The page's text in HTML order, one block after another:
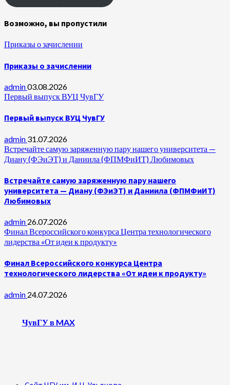
Возможно, вы пропустили
Приказы о зачислении
Приказы о зачислении
admin03.08.2026
Первый выпуск ВУЦ ЧувГУ
Первый выпуск ВУЦ ЧувГУ
admin 31.07.2026
Встречайте самую заряженную пару нашего университета —
Диану (ФЭиЭТ) и Даниила (ФПМФиИТ) Любимовых
Встречайте самую заряженную пару нашего
университета — Диану (ФЭиЭТ) и Даниила (ФПМФиИТ)
Любимовых
admin 26.07.2026
Финал Всероссийского конкурса Центра технологического
лидерства «От идеи к продукту»
Финал Всероссийского конкурса Центра
технологического лидерства «От идеи к продукту»
admin 24.07.2026
ЧувГУ в MAX